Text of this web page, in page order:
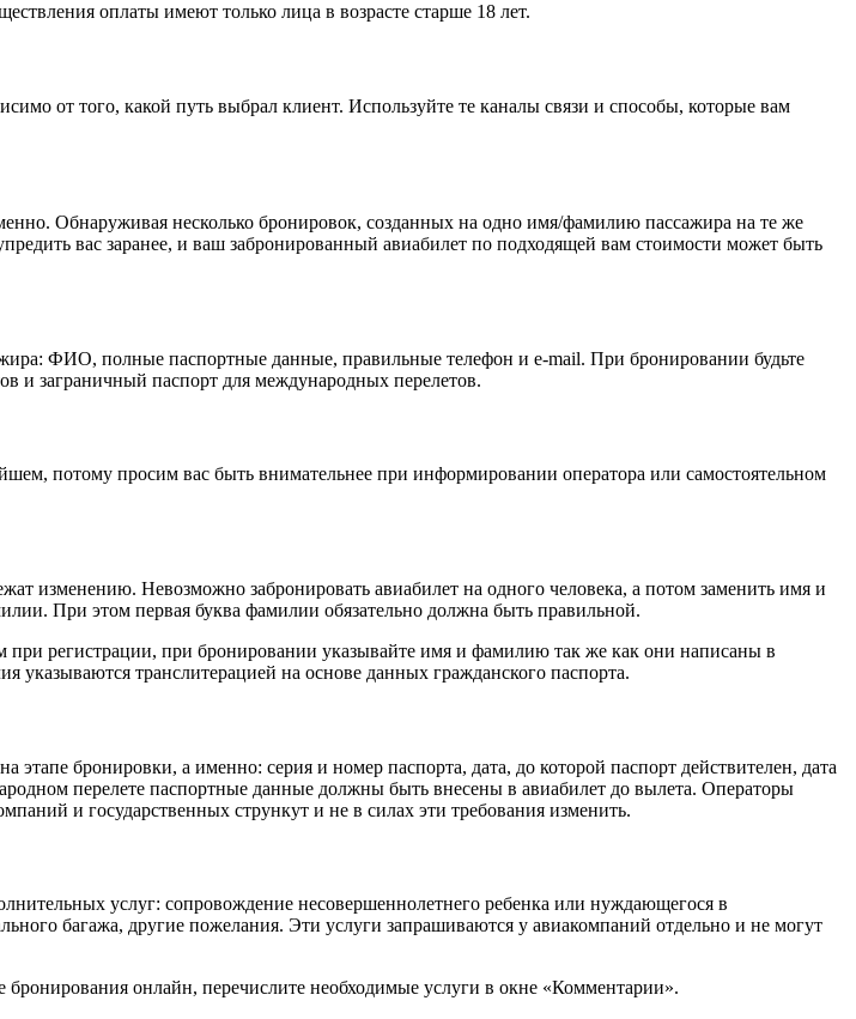
оплаты имеют только лица в возрасте старше 18 лет.
от того, какой путь выбрал клиент. Используйте те каналы связи и способы, которые вам
Обнаруживая несколько бронировок, созданных на одно имя/фамилию пассажира на те же
вас заранее, и ваш забронированный авиабилет по подходящей вам стоимости может быть
ФИО, полные паспортные данные, правильные телефон и e-mail. При бронировании будьте
и заграничный паспорт для международных перелетов.
потому просим вас быть внимательнее при информировании оператора или самостоятельном
изменению. Невозможно забронировать авиабилет на одного человека, а потом заменить имя и
При этом первая буква фамилии обязательно должна быть правильной.
регистрации, при бронировании указывайте имя и фамилию так же как они написаны в
транслитерацией на основе данных гражданского паспорта.
бронировки, а именно: серия и номер паспорта, дата, до которой паспорт действителен, дата
перелете паспортные данные должны быть внесены в авиабилет до вылета. Операторы
и государственных стрункут и не в силах эти требования изменить.
услуг: сопровождение несовершеннолетнего ребенка или нуждающегося в
багажа, другие пожелания. Эти услуги запрашиваются у авиакомпаний отдельно и не могут
бронирования онлайн, перечислите необходимые услуги в окне «Комментарии».